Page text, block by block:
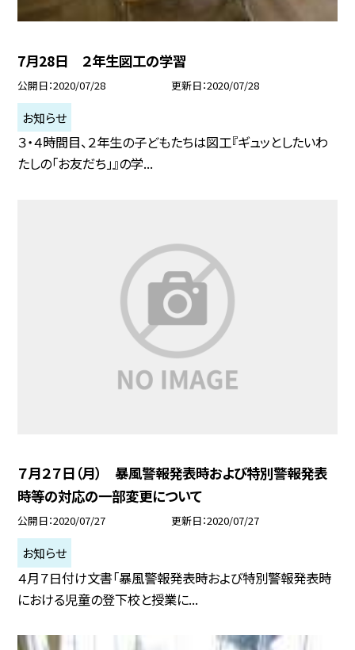
7月28日 ２年生図工の学習
公開日 2020/07/28 更新日 2020/07/28
お知らせ
３・４時間目、２年生の子どもたちは図工『ギュッとしたいわ
たしの「お友だち」』の学...
７月２７日（月） 暴風警報発表時および特別警報発表
時等の対応の一部変更について
公開日 2020/07/27 更新日 2020/07/27
お知らせ
４月７日付け文書「暴風警報発表時および特別警報発表時
における児童の登下校と授業に...